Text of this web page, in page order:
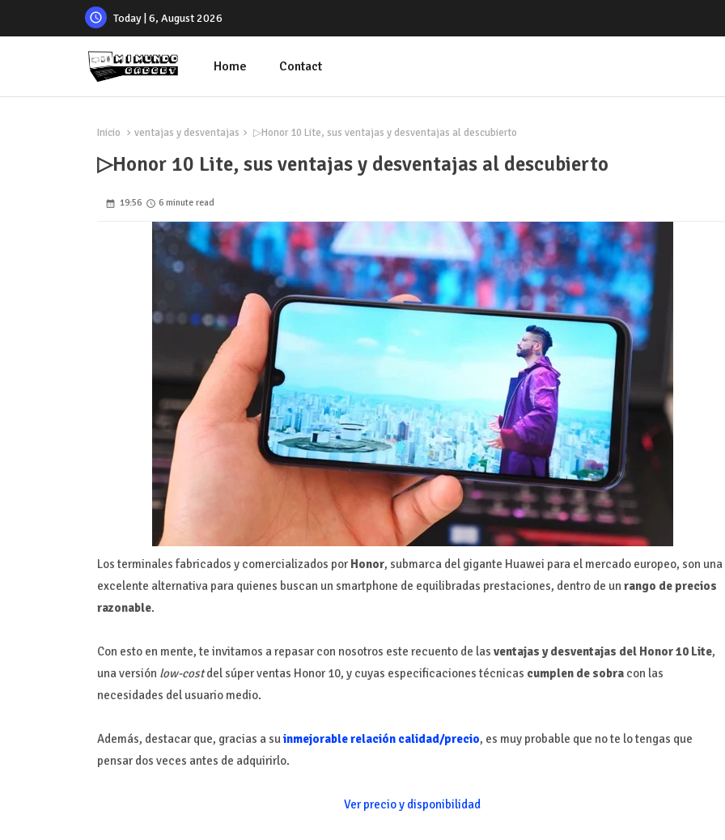
Today | 6, August 2026
Home Contact
Inicio ventajas y desventajas ▷Honor 10 Lite, sus ventajas y desventajas al descubierto
▷Honor 10 Lite, sus ventajas y desventajas al descubierto
19:56 6 minute read
Los terminales fabricados y comercializados por Honor, submarca del gigante Huawei para el mercado europeo, son una
excelente alternativa para quienes buscan un smartphone de equilibradas prestaciones, dentro de un rango de precios
razonable.
Con esto en mente, te invitamos a repasar con nosotros este recuento de las ventajas y desventajas del Honor 10 Lite,
una versión low-costdel súper ventas Honor 10, y cuyas especificaciones técnicas cumplen de sobracon las
necesidades del usuario medio.
Además, destacar que, gracias a suinmejorable relación calidad/precio, es muy probable que no te lo tengas que
pensar dos veces antes de adquirirlo.
Ver precio y disponibilidad